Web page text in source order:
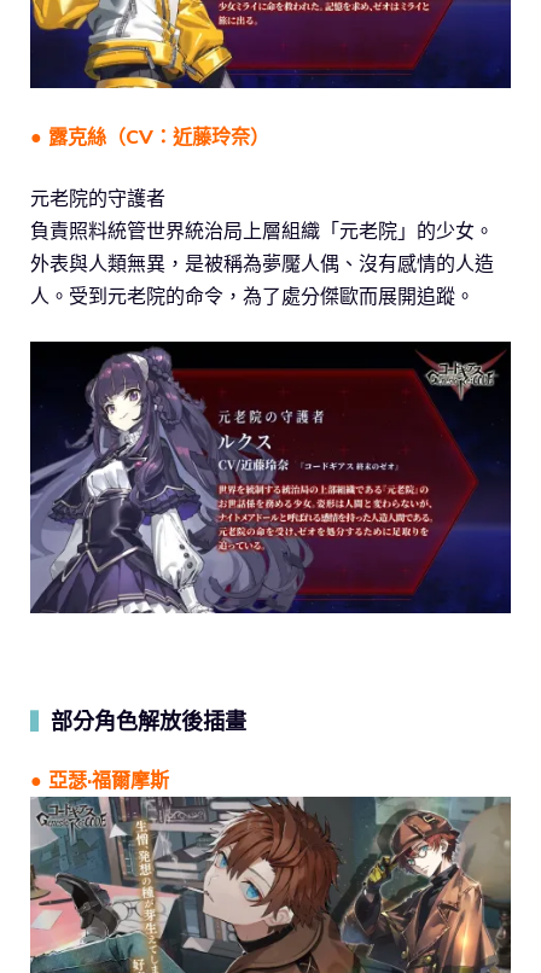
● 露克絲（CV：近藤玲奈）
元老院的守護者
負責照料統管世界統治局上層組織「元老院」的少女。
外表與人類無異，是被稱為夢魘人偶、沒有感情的人造
人。受到元老院的命令，為了處分傑歐而展開追蹤。
部分角色解放後插畫
● 亞瑟·福爾摩斯